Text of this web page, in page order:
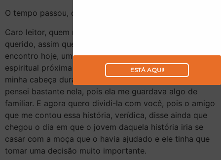
O tempo passou, o jovem e a moça se apaixonaram.
Caro leitor, quem me contou essa história foi um amigo
querido, assim que eu cheguei aqui no espaço onde me
encontro hoje, um hospital de passagem numa colônia
espiritual próxima do litoral. Essa história ecoou em
minha cabeça durante muito tempo. E confesso que
pensei bastante nela, pois ela me guardava algo de
familiar. E agora quero dividi-la com você, pois o amigo
que me contou essa história, verídica, disse ainda que
chegou o dia em que o jovem daquela história iria se
casar com a moça que o havia ajudado e ele tinha que
tomar uma decisão muito importante.
ESTÁ AQUI!